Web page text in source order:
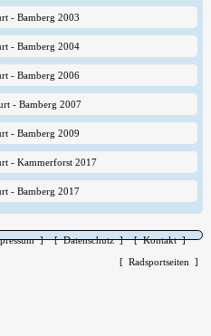
- Bamberg 2003
- Bamberg 2004
- Bamberg 2006
- Bamberg 2007
- Bamberg 2009
- Kammerforst 2017
- Bamberg 2017
] [ Datenschutz ]
[ Kontakt ]
[ Radsportseiten ]